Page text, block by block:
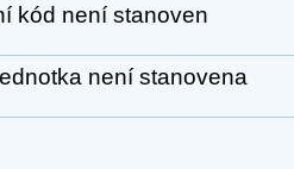
kód není stanoven
není stanovena